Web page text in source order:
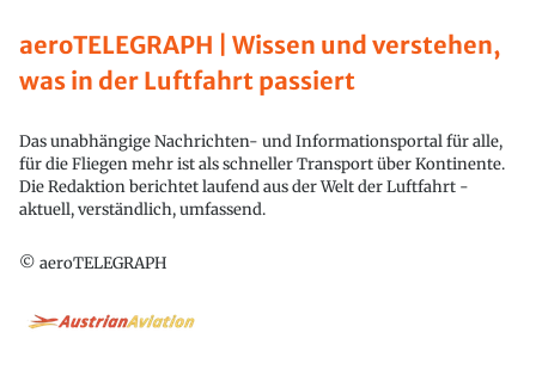
aeroTELEGRAPH | Wissen und verstehen,
was in der Luftfahrt passiert
Das unabhängige Nachrichten- und Informationsportal für alle,
für die Fliegen mehr ist als schneller Transport über Kontinente.
Die Redaktion berichtet laufend aus der Welt der Luftfahrt -
aktuell, verständlich, umfassend.
© aeroTELEGRAPH